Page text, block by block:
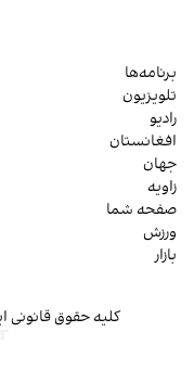
برنامه‌ها
تلویزیون
رادیو
افغانستان
جهان
زاویه
صفحه شما
ورزش
بازار
کلیه حقوق قانونی